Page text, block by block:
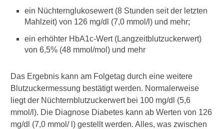
ein Nüchternglukosewert (8 Stunden seit der letzten
Mahlzeit) von 126 mg/dl (7,0 mmol/l) und mehr;
ein erhöhter HbA1c-Wert (Langzeitblutzuckerwert)
von 6,5% (48 mmol/mol) und mehr
Das Ergebnis kann am Folgetag durch eine weitere
Blutzuckermessung bestätigt werden. Normalerweise
liegt der Nüchternblutzuckerwert bei 100 mg/dl (5,6
mmol/l). Die Diagnose Diabetes kann ab Werten von 126
mg/dl (7,0 mmol/ l) gestellt werden. Alles, was zwischen
Zucker im Harn
Blutzuckerwerte und
Blutzuckermessung
Ernährung mit Diabetes
Leben mit Diabetes
Prognose und Spätfolgen